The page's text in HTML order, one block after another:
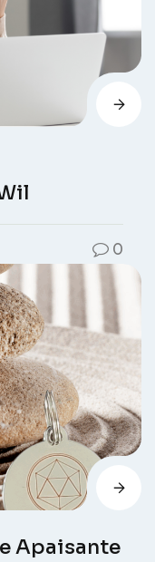
0
Apaisante